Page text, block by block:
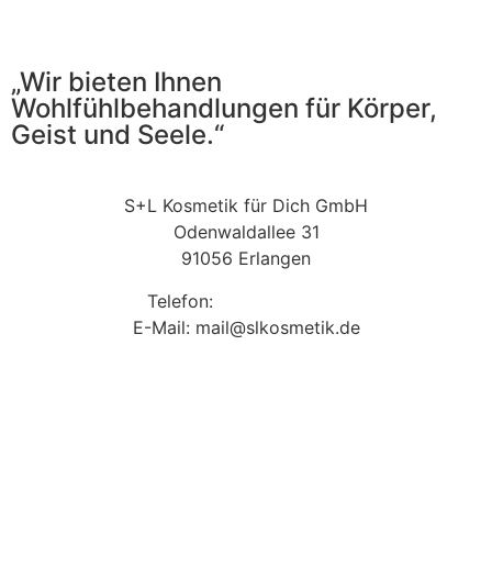
„Wir bieten Ihnen
Wohlfühlbehandlungen für Körper,
Geist und Seele.“
S+L Kosmetik für Dich GmbH
Odenwaldallee 31
91056 Erlangen
Telefon:
E-Mail: mail@slkosmetik.de